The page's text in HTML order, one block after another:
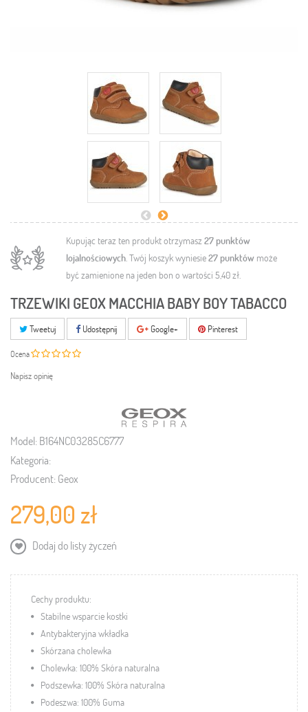
Kupując teraz ten produkt otrzymasz 27punktów
lojalnościowych. Twój koszyk wyniesie27punktów może
być zamienione na jeden bon o wartości 5,40 zł.
TRZEWIKI GEOX MACCHIA BABY BOY TABACCO
Tweetuj Udostępnij Google+ Pinterest
Ocena
Napisz opinię
Model: B164NC03285C6777
Kategoria:
Producent: Geox
279,00 zł
Dodaj do listy życzeń
Cechy produktu:
Stabilne wsparcie kostki
Antybakteryjna wkładka
Skórzana cholewka
Cholewka: 100% Skóra naturalna
Podszewka: 100% Skóra naturalna
Podeszwa: 100% Guma